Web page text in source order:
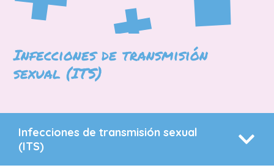
Infecciones de transmisión
sexual (ITS)
Infecciones de transmisión sexual
(ITS)